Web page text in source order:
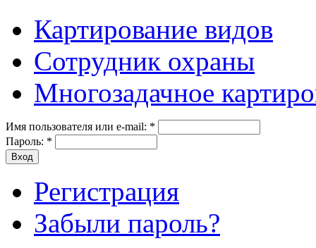
Картирование видов
Сотрудник охраны
Многозадачное
Имя пользователя или e-mail: *
Пароль: *
Регистрация
Забыли пароль?